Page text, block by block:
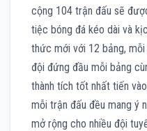
cộng 104 trận đấu sẽ
tiệc bóng đá kéo dài và
thức mới với 12 bảng,
đội đứng đầu mỗi bảng
thành tích tốt nhất tiến
mỗi trận đấu đều mang ý
mở rộng cho nhiều đội